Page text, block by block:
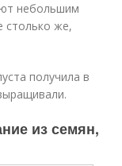
небольшим
столько же,
получила в
из семян,